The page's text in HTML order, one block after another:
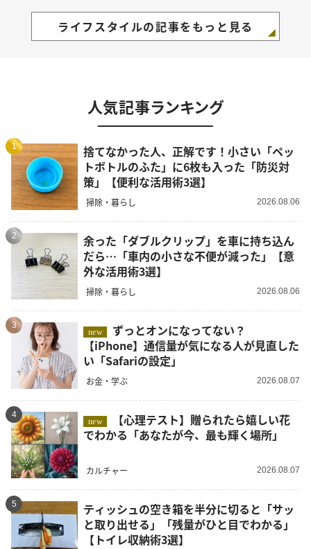
ライフスタイルの記事をもっと見る
人気記事ランキング
1
捨てなかった人、正解です！小さい「ペッ
トボトルのふた」に6枚も入った「防災対
策」【便利な活用術3選】
掃除・暮らし 2026.08.06
2
余った「ダブルクリップ」を車に持ち込ん
だら…「車内の小さな不便が減った」【意
外な活用術3選】
掃除・暮らし 2026.08.06
3
new
【iPhone】通信量が気になる人が見直した
い「Safariの設定」
お金・学ぶ 2026.08.07
4
new
でわかる「あなたが今、最も輝く場所」
カルチャー 2026.08.07
5
ティッシュの空き箱を半分に切ると「サッ
と取り出せる」「残量がひと目でわかる」
【トイレ収納術3選】